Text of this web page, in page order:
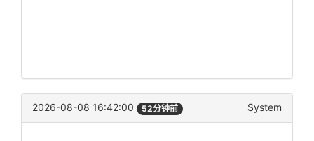
2026-08-08 16:42:00 52分钟前 System